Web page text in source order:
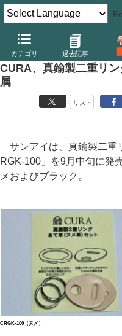
カテゴリ 過去記事
デジカメ Watch その他
CURA、真鍮製二重リ
属
リスト
サンアイは、真鍮製二重
RGK-100」を9月中旬に発
メおよびブラック。
CRGK-100（ヌメ）